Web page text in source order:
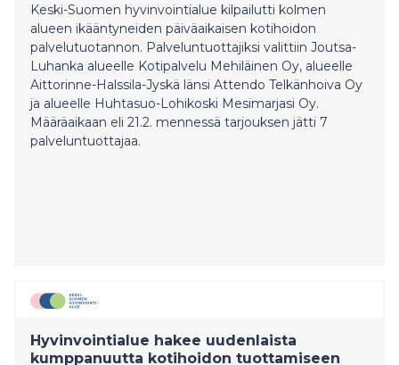
Keski-Suomen hyvinvointialue kilpailutti kolmen
alueen ikääntyneiden päiväaikaisen kotihoidon
palvelutuotannon. Palveluntuottajiksi valittiin Joutsa-
Luhanka alueelle Kotipalvelu Mehiläinen Oy, alueelle
Aittorinne-Halssila-Jyskä länsi Attendo Telkänhoiva Oy
ja alueelle Huhtasuo-Lohikoski Mesimarjasi Oy.
Määräaikaan eli 21.2. mennessä tarjouksen jätti 7
palveluntuottajaa.
Hyvinvointialue hakee uudenlaista
kumppanuutta kotihoidon tuottamiseen